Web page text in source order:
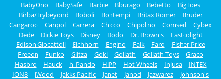
BabyOno
BabySafe Barbie Bburago Bebetto
BigToes
Birba/Trybeyond
Boboli Bontempi Britax Römer
Bruder
Cangaroo
Canpol Carrera Chicco Chipolino Comsed
Cybex
Dede
Dickie Toys Disney Dodo Dr. Brown's
Eastcolight
Edison Giocattoli
Eichhorn Engino Falk Faro
Fisher Price
Freeon
Funko Glitza Goki Goliath Goliath Toys
Graco
Hasbro
Hauck hi Pando HiPP Hot Wheels Injusa
INTEX
ION8
iWood Jakks Pacific Janet Janod Jazwarez
Johnson's